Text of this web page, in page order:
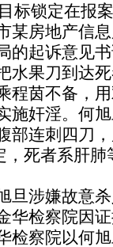
标锁定在报
房地产信息
的起诉意见
水果刀到达
程茵不备，
施奸淫。何
部连刺四刀
死者系肝
涉嫌故意杀
华检察院因
检察院以何